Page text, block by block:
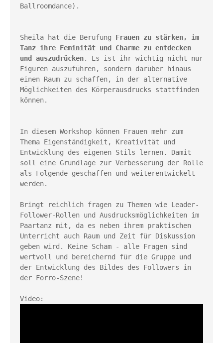
Ballroomdance).
Sheila hat die Berufung Frauen zu stärken, im
Tanz ihre Feminität und Charme zu entdecken
und auszudrücken. Es ist ihr wichtig nicht nur
Figuren auszuführen, sondern darüber hinaus
einen Raum zu schaffen, in der alternative
Möglichkeiten des Körperausdrucks stattfinden
können.
In diesem Workshop können Frauen mehr zum
Thema Eigenständigkeit, Kreativität und
Entwicklung des eigenen Stils lernen. Damit
soll eine Grundlage zur Verbesserung der Rolle
als Folgende geschaffen und weiterentwickelt
werden.
Bringt reichlich fragen zu Themen wie Leader-
Follower-Rollen und Ausdrucksmöglichkeiten im
Paartanz mit, da es neben ihrem praktischen
Unterricht auch Raum und Zeit für Diskussion
geben wird. Keine Scham - alle Fragen sind
wertvoll und bereichernd für die Gruppe und
der Entwicklung des Bildes des Followers in
der Forro-Szene!